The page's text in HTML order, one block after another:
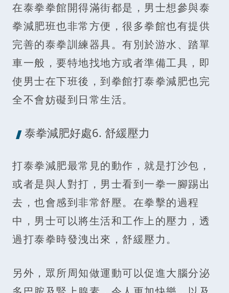
在泰拳拳館開得滿街都是，男士想參與泰
拳減肥班也非常方便，很多拳館也有提供
完善的泰拳訓練器具。有別於游水、踏單
車一般，要特地找地方或者準備工具，即
使男士在下班後，到拳館打泰拳減肥也完
全不會妨礙到日常生活。
泰拳減肥好處6. 舒緩壓力
打泰拳減肥最常見的動作，就是打沙包，
或者是與人對打，男士看到一拳一腳踢出
去，也會感到非常舒壓。在拳擊的過程
中，男士可以將生活和工作上的壓力，透
過打泰拳時發洩出來，舒緩壓力。
另外，眾所周知做運動可以促進大腦分泌